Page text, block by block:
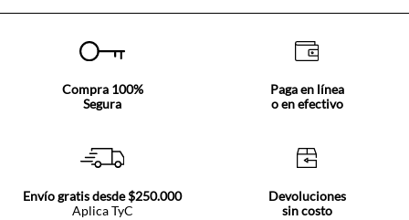
Compra 100%
Segura
Paga en línea
o en efectivo
Envío gratis desde $250.000
Aplica TyC
Devoluciones
sin costo